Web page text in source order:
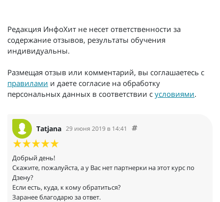
Редакция ИнфоХит не несет ответственности за
содержание отзывов, результаты обучения
индивидуальны.
Размещая отзыв или комментарий, вы соглашаетесь с
правилами и даете согласие на обработку
персональных данных в соответствии с условиями.
Tatjana 29 июня 2019 в 14:41
Добрый день!
Скажите, пожалуйста, а у Вас нет партнерки на этот курс по
Дзену?
Если есть, куда, к кому обратиться?
Заранее благодарю за ответ.